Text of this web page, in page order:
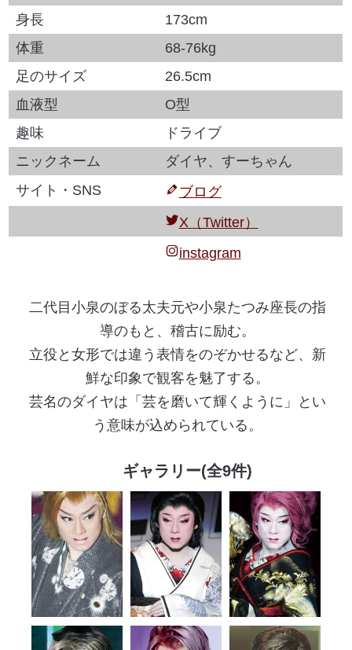
身長
173cm
体重
68-76kg
足のサイズ
26.5cm
血液型
O型
趣味
ドライブ
ニックネーム
ダイヤ、すーちゃん
サイト・SNS
ブログ
X（Twitter）
instagram
二代目小泉のぼる太夫元や小泉たつみ座長の指
導のもと、稽古に励む。
立役と女形では違う表情をのぞかせるなど、新
鮮な印象で観客を魅了する。
芸名のダイヤは「芸を磨いて輝くように」とい
う意味が込められている。
ギャラリー(全9件)